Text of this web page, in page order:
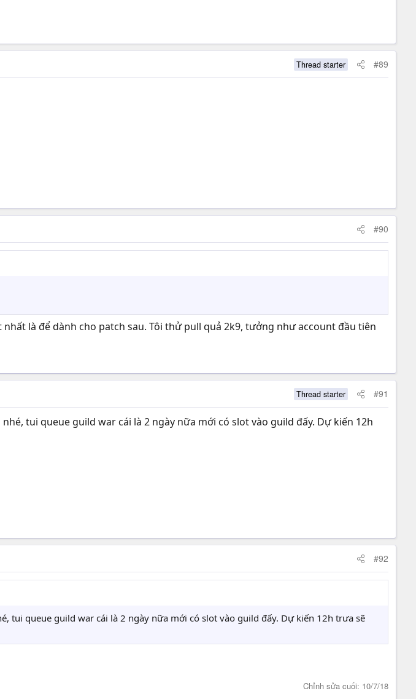
Thread starter #89
#90
là để dành cho patch sau. Tôi thử pull quả 2k9, tưởng như account đầu tiên
Thread starter #91
tui queue guild war cái là 2 ngày nữa mới có slot vào guild đấy. Dự kiến 12h
#92
tui queue guild war cái là 2 ngày nữa mới có slot vào guild đấy. Dự kiến 12h trưa sẽ
Chỉnh sửa cuối: 10/7/18